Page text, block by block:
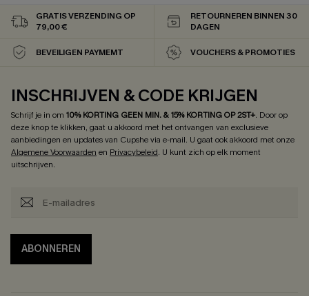
GRATIS VERZENDING OP
79,00 €
RETOURNEREN BINNEN 30
DAGEN
BEVEILIGEN PAYMEMT VOUCHERS & PROMOTIES
INSCHRIJVEN & CODE KRIJGEN
Schrijf je in om 10% KORTING GEEN MIN. & 15% KORTING OP 2ST+. Door op
deze knop te klikken, gaat u akkoord met het ontvangen van exclusieve
aanbiedingen en updates van Cupshe via e-mail. U gaat ook akkoord met onze
Algemene Voorwaarden en Privacybeleid. U kunt zich op elk moment
uitschrijven.
ABONNEREN